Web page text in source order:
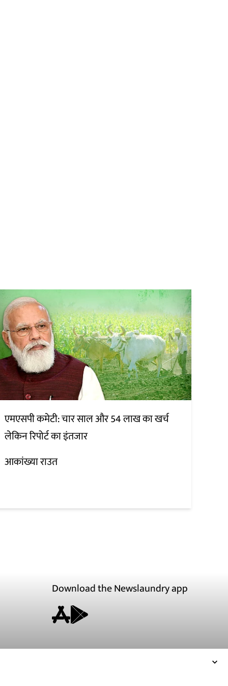
एमएसपी कमेटी: चार साल और 54 लाख का खर्च
लेकिन रिपोर्ट का इंतजार
आकांख्या राउत
Download the Newslaundry app